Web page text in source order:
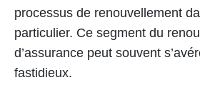
processus de renouvellement
particulier. Ce segment du
d’assurance peut souvent
fastidieux.